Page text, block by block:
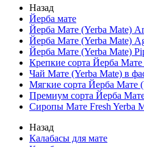
Назад
Йерба мате
Йерба Мате (Yerba Mate)
Йерба Мате (Yerba Mate)
Йерба Мате (Yerba Mate)
Крепкие сорта Йерба Мате
Чай Мате (Yerba Mate) в
Мягкие сорта Йерба Мате
Премиум сорта Йерба
Сиропы Мате Fresh Yerba
Назад
Калабасы для мате